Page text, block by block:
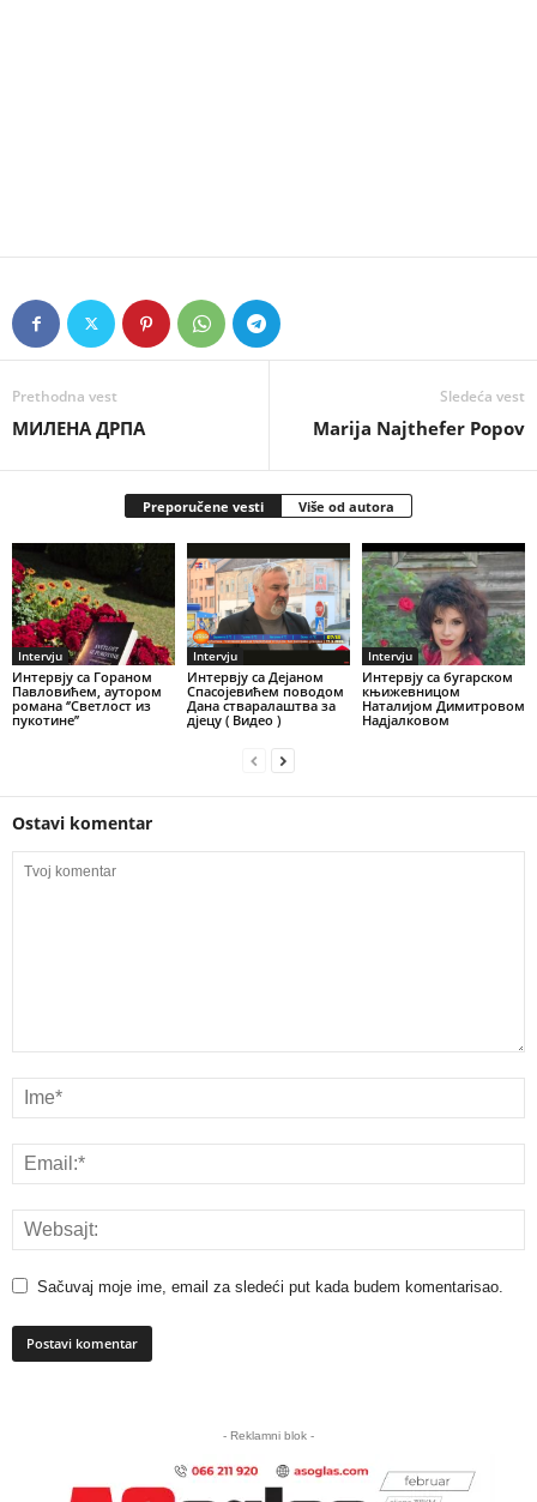
Prethodna vest
МИЛЕНА ДРПА
Sledeća vest
Marija Najthefer Popov
Preporučene vesti Više od autora
Intervju
Интервју са Гораном
Павловићем, аутором
романа ‘’Светлост из
пукотине’’
Intervju
Интервју са Дејаном
Спасојевићем поводом
Дана стваралаштва за
дјецу ( Видео )
Intervju
Интервју са бугарском
књижевницом
Наталијом Димитровом
Надјалковом
Ostavi komentar
Sačuvaj moje ime, email za sledeći put kada budem komentarisao.
- Reklamni blok -